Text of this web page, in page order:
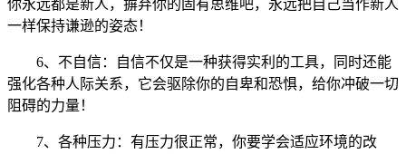
你永远都是新人，摒弃你的固有思维吧，永远把自己当作新人
一样保持谦逊的姿态！
6、不自信：自信不仅是一种获得实利的工具，同时还能
强化各种人际关系，它会驱除你的自卑和恐惧，给你冲破一切
阻碍的力量！
7、各种压力：有压力很正常，你要学会适应环境的改